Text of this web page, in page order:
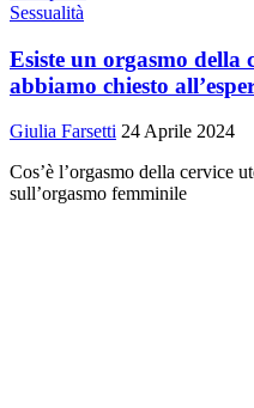
Sessualità
Esiste un orgasmo della
abbiamo chiesto
Giulia Farsetti 24 Aprile 2024
Cos’è l’orgasmo della cervice
sull’orgasmo femminile